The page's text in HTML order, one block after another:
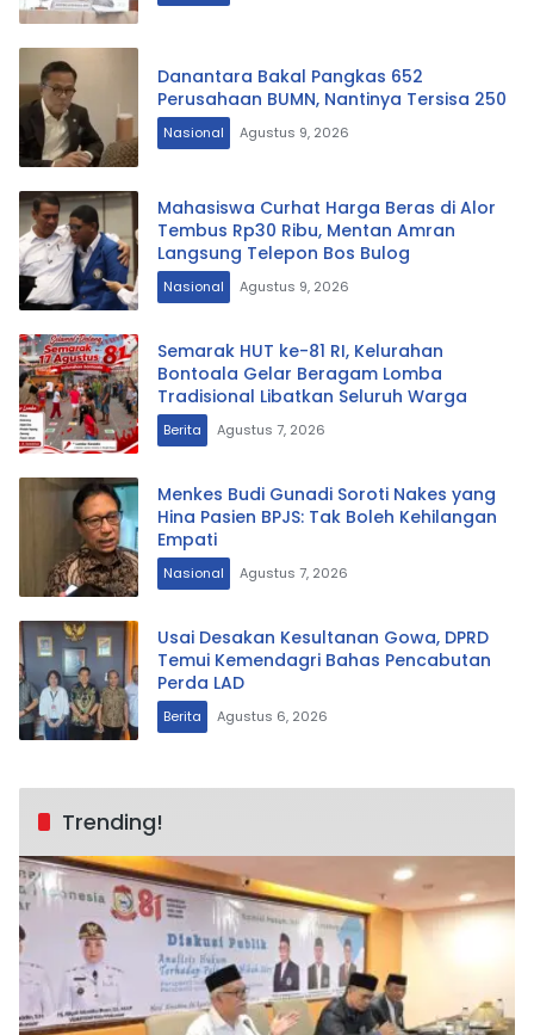
Danantara Bakal Pangkas 652
Perusahaan BUMN, Nantinya Tersisa 250
Nasional Agustus 9, 2026
Mahasiswa Curhat Harga Beras di Alor
Tembus Rp30 Ribu, Mentan Amran
Langsung Telepon Bos Bulog
Nasional Agustus 9, 2026
Semarak HUT ke-81 RI, Kelurahan
Bontoala Gelar Beragam Lomba
Tradisional Libatkan Seluruh Warga
Berita Agustus 7, 2026
Menkes Budi Gunadi Soroti Nakes yang
Hina Pasien BPJS: Tak Boleh Kehilangan
Empati
Nasional Agustus 7, 2026
Usai Desakan Kesultanan Gowa, DPRD
Temui Kemendagri Bahas Pencabutan
Perda LAD
Berita Agustus 6, 2026
Trending!